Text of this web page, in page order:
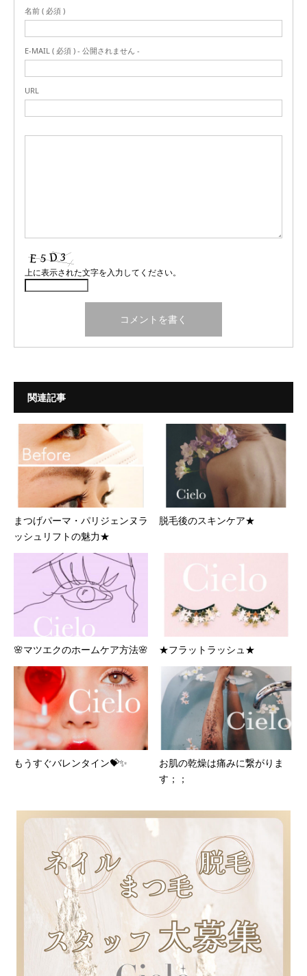
名前 ( 必須 )
E-MAIL ( 必須 ) - 公開されません -
URL
上に表示された文字を入力してください。
関連記事
まつげパーマ・パリジェンヌラ
ッシュリフトの魅力★
脱毛後のスキンケア★
🌸マツエクのホームケア方法🌸 ★フラットラッシュ★
もうすぐバレンタイン💝✨
お肌の乾燥は痛みに繋がりま
す；；